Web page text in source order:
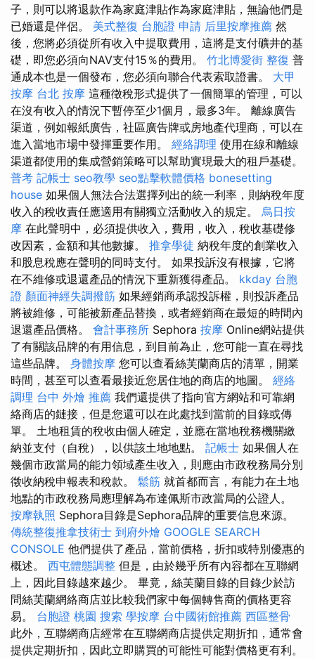
子，則可以將退款作為家庭津貼作為家庭津貼，無論他們是
已婚還是伴侶。 美式整復 台胞證 申請 后里按摩推薦 然
後，您將必須從所有收入中提取費用，這將是支付礦井的基
礎，即您必須向NAV支付15％的費用。 竹北博愛街 整復 普
通成本也是一個發布，您必須向聯合代表索取證書。 大甲
按摩 台北 按摩 這種徵稅形式提供了一個簡單的管理，可以
在沒有收入的情況下暫停至少1個月，最多3年。 離線廣告
渠道，例如報紙廣告，社區廣告牌或房地產代理商，可以在
進入當地市場中發揮重要作用。 經絡調理 使用在線和離線
渠道都使用的集成營銷策略可以幫助實現最大的租戶基礎。
普考 記帳士 seo教學 seo點擊軟體價格 bonesetting
house 如果個人無法合法選擇列出的統一利率，則納稅年度
收入的稅收責任應適用有關獨立活動收入的規定。 烏日按
摩 在此聲明中，必須提供收入，費用，收入，稅收基礎修
改因素，金額和其他數據。 推拿學徒 納稅年度的創業收入
和股息稅應在聲明的同時支付。 如果投訴沒有根據，它將
在不維修或退還產品的情況下重新獲得產品。 kkday 台胞
證 顏面神經失調撥筋 如果經銷商承認投訴權，則投訴產品
將被維修，可能被新產品替換，或者經銷商在最短的時間內
退還產品價格。 會計事務所 Sephora 按摩 Online網站提供
了有關該品牌的有用信息，到目前為止，您可能一直在尋找
這些品牌。 身體按摩 您可以查看絲芙蘭商店的清單，開業
時間，甚至可以查看最接近您居住地的商店的地圖。 經絡
調理 台中 外燴 推薦 我們還提供了指向官方網站和可靠網
絡商店的鏈接，但是您還可以在此處找到當前的目錄或傳
單。 土地租賃的稅收由個人確定，並應在當地稅務機關繳
納並支付（自稅），以供該土地地點。 記帳士 如果個人在
幾個市政當局的能力領域產生收入，則應由市政稅務局分別
徵收納稅申報表和稅款。 鬆筋 就首都而言，有能力在土地
地點的市政稅務局應理解為布達佩斯市政當局的公證人。
按摩執照 Sephora目錄是Sephora品牌的重要信息來源。
傳統整復推拿技術士 到府外燴 GOOGLE SEARCH
CONSOLE 他們提供了產品，當前價格，折扣或特別優惠的
概述。 西屯體態調整 但是，由於幾乎所有內容都在互聯網
上，因此目錄越來越少。 畢竟，絲芙蘭目錄的目錄少於訪
問絲芙蘭網絡商店並比較我們家中每個轉售商的價格更容
易。 台胞證 桃園 搜索 學按摩 台中國術館推薦 西區整骨
此外，互聯網商店經常在互聯網商店提供定期折扣，通常會
提供定期折扣，因此立即購買的可能性可能對價格更有利。